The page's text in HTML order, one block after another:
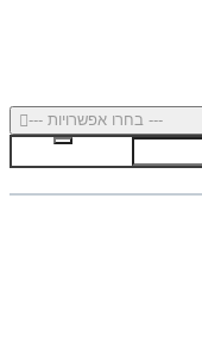
--- בחרו אפשרויות ---